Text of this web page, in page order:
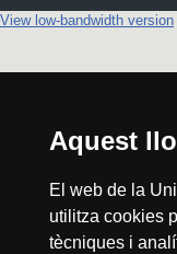
Aquest
El web de la
utilitza cookies
tècniques i
View low-bandwidth version